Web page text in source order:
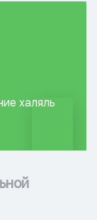
халяль